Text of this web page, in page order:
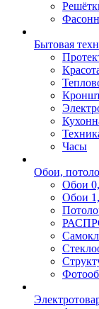
Бытовая
Часы
Обои,
Обои
Обои